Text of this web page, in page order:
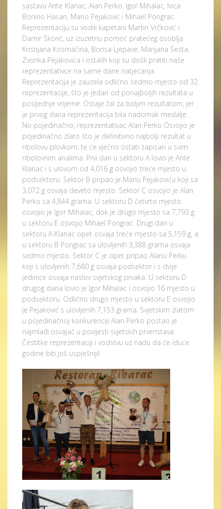
sastavu Ante Klanac, Alan Perko, Igor Mihalac, Ivica
Bonino Hasan, Mario Pejaković i Mihael Pongrac.
Reprezentaciju su vodili kapetani Martin Vrčković i
Damir Škorić, uz izuzetnu pomoć pratećeg osoblja
Kristijana Kosmačina, Borisa Ljepave, Marijana Šesta,
Zvonka Pejakovića i ostalih koji su došli pratiti naše
reprezentativce na same dane natjecanja.
Reprezentacija je zauzela odlično sedmo mjesto od 32
reprezentacije, što je jedan od ponajboljih rezultata u
posljednje vrijeme. Ostaje žal za boljim rezultatom, jer
je prvog dana reprezentacija bila nadomak medalje.
No pojedinačno, reprezentativac Alan Perko Osvojio je
pojedinačno zlato što je definitivno najbolji rezultat u
ribolovu plovkom, te će vječno ostati zapisan u svim
ribolovnim analima. Prvi dan u sektoru A lovio je Ante
Klanac i s ulovom od 4,016 g osvojio treće mjesto u
podsektoru. Sektor B pripao je Mariu Pejakoviću koji sa
3,072 g osvaja deveto mjesto. Sektor C osvojio je Alan
Perko sa 4,844 grama. U sektoru D četvrto mjesto
osvojio je Igor Mihalac, dok je drugo mjesto sa 7,793 g
u sektoru E osvojio Mihael Pongrac. Drugi dan u
sektoru A Klanac opet osvaja treće mjesto sa 5,159 g, a
u sektoru B Pongrac sa ulovljenih 3,388 grama osvaja
sedmo mjesto. Sektor C je opet pripao Alanu Perku
koji s ulovljenih 7,680 g osvaja podsektor i s dvije
jedinice osvaja naslov svjetskog prvaka. U sektoru D
drugog dana lovio je Igor Mihalac i osvojio 16 mjesto u
podsektoru. Odlično drugo mjesto u sektoru E osvojio
je Pejaković s ulovljenih 7,153 grama. Svjetskim zlatom
u pojedinačnoj konkurenciji Alan Perko postao je
najmlađi osvajač u povijesti svjetskih prvenstava.
Čestitke reprezentaciji i vodstvu uz nadu da će iduće
godine biti još uspješniji!